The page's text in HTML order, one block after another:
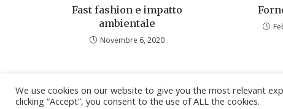
Fast fashion e impatto
ambientale
Novembre 6, 2020
We use cookies on our website to give you the most relevant
clicking “Accept”, you consent to the use of ALL the cookies.